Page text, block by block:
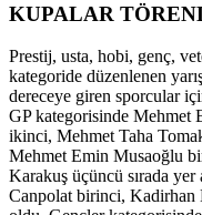
KUPALAR
Prestij, usta, hobi, genç,
kategoride düzenlenen
dereceye giren sporcular
GP kategorisinde Mehmet
ikinci, Mehmet Taha
Mehmet Emin Musaoğlu
Karakuş üçüncü sırada
Canpolat birinci, Kadirhan